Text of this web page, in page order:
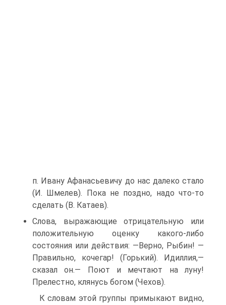
п. Ивану Афанасьевичу до нас далеко стало
(И. Шмелев). Пока не поздно, надо что-то
сделать (В. Катаев).
Слова, выражающие отрицательную или
положительную оценку какого-либо
состояния или действия: —Верно, Рыбин! —
Правильно, кочегар! (Горький). Идиллия,—
сказал он.— Поют и мечтают на луну!
Прелестно, клянусь богом (Чехов).
К словам этой группы примыкают видно,